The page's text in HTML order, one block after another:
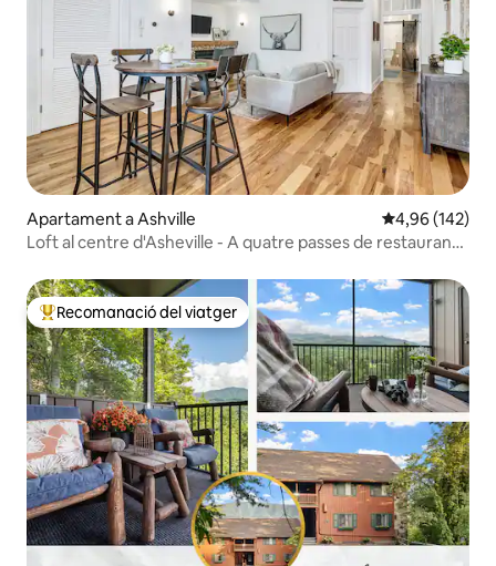
Apartament a Ashville 4,96 de
4,96 (142)
Loft al centre d'Asheville - A quatre passes de restaurants
Principals recomanacions dels viatgers
Recomanació del viatger